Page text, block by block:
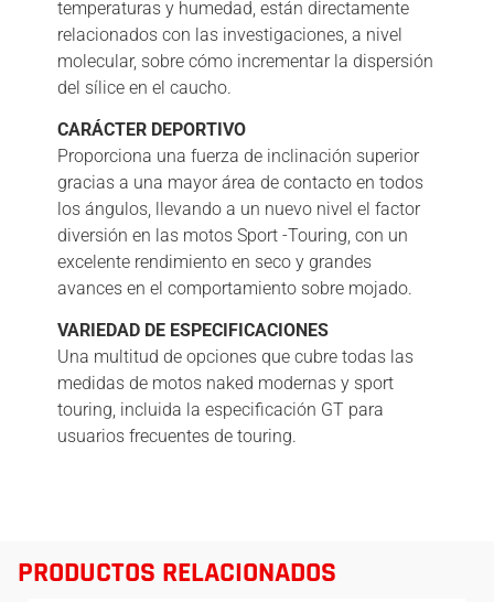
temperaturas y humedad, están directamente
relacionados con las investigaciones, a nivel
molecular, sobre cómo incrementar la dispersión
del sílice en el caucho.
CARÁCTER DEPORTIVO
Proporciona una fuerza de inclinación superior
gracias a una mayor área de contacto en todos
los ángulos, llevando a un nuevo nivel el factor
diversión en las motos Sport -Touring, con un
excelente rendimiento en seco y grandes
avances en el comportamiento sobre mojado.
VARIEDAD DE ESPECIFICACIONES
Una multitud de opciones que cubre todas las
medidas de motos naked modernas y sport
touring, incluida la especificación GT para
usuarios frecuentes de touring.
PRODUCTOS RELACIONADOS